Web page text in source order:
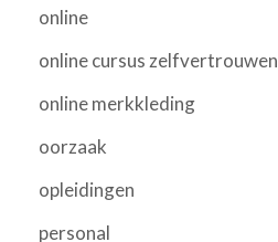
online
online cursus zelfvertrouwen
online merkkleding
oorzaak
opleidingen
personal